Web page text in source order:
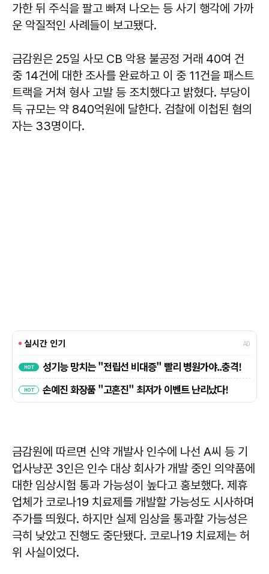
가한 뒤 주식을 팔고 빠져 나오는 등 사기 행각에 가까
운 악질적인 사례들이 보고됐다.
금감원은 25일 사모 CB 악용 불공정 거래 40여 건
중 14건에 대한 조사를 완료하고 이 중 11건을 패스트
트랙을 거쳐 형사 고발 등 조치했다고 밝혔다. 부당이
득 규모는 약 840억원에 달한다. 검찰에 이첩된 혐의
자는 33명이다.
금감원에 따르면 신약 개발사 인수에 나선 A씨 등 기
업사냥꾼 3인은 인수 대상 회사가 개발 중인 의약품에
대한 임상시험 통과 가능성이 높다고 홍보했다. 제휴
업체가 코로나19 치료제를 개발할 가능성도 시사하며
주가를 띄웠다. 하지만 실제 임상을 통과할 가능성은
극히 낮았고 진행도 중단됐다. 코로나19 치료제는 허
위 사실이었다.